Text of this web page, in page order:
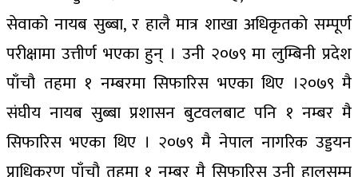
सेवाको नायब सुब्बा, र हालै मात्र शाखा अधिकृतकाे सम्पूर्ण
परीक्षामा उत्तीर्ण भएका हुन् । उनी २०७९ मा लुम्बिनी प्रदेश
पाँचौ तहमा १ नम्बरमा सिफारिस भएका थिए ।२०७९ मै
संघीय नायब सुब्बा प्रशासन बुटवलबाट पनि १ नम्बर मै
सिफारिस भएका थिए । २०७९ मै नेपाल नागरिक उड्डयन